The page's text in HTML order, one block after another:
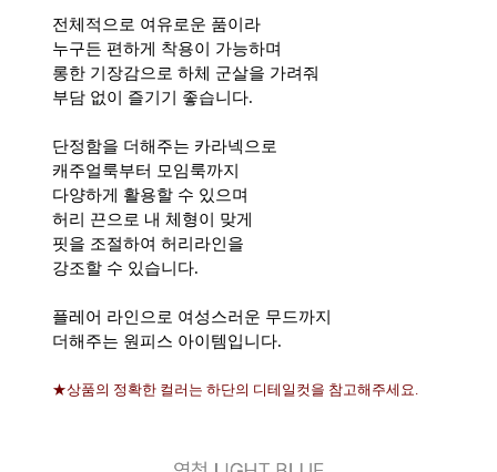
전체적으로 여유로운 품이라
누구든 편하게 착용이 가능하며
롱한 기장감으로 하체 군살을 가려줘
부담 없이 즐기기 좋습니다.
단정함을 더해주는 카라넥으로
캐주얼룩부터 모임룩까지
다양하게 활용할 수 있으며
허리 끈으로 내 체형이 맞게
핏을 조절하여 허리라인을
강조할 수 있습니다.
플레어 라인으로 여성스러운 무드까지
더해주는 원피스 아이템입니다.
★상품의 정확한 컬러는 하단의 디테일컷을 참고해주세요.